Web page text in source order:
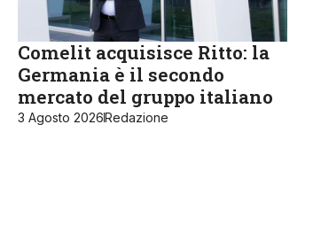
Comelit acquisisce Ritto: la
Germania è il secondo
mercato del gruppo italiano
3 Agosto 2026Redazione